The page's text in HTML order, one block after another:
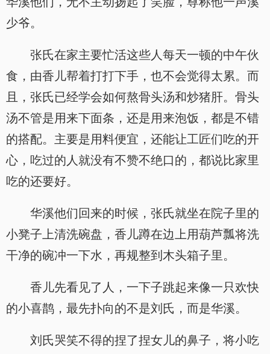
少爷。
张氏在家主要忙活这些人每天一顿的中午伙
食，由香儿帮着打打下手，也不会觉得太累。而
且，张氏已经学会如何熬骨头汤和炒猪肝。骨头
汤不管是用来下面条，还是用来泡饭，都是不错
的搭配。主要是用料便宜，还能让工匠们吃的开
心，吃过的人就没有不赞不绝口的，都说比家里
吃的还要好。
华溪他们回来的时候，张氏就坐在院子里的
小凳子上清洗碗盘，香儿蹲在边上用葫芦瓢将洗
干净的碗冲一下水，再规整到木头箱子里。
香儿先看见了人，一下子跳起来像一只欢快
的小喜鹊，最先扑向的不是刘氏，而是华溪。
刘氏哭笑不得的捏了捏女儿的鼻子，将小吃